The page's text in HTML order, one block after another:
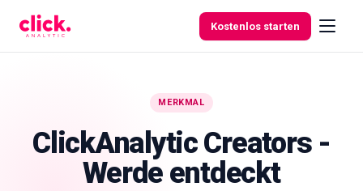
Kostenlos starten
Funktionen
Kostenlose
MERKMAL
ClickAnalytic Creators -
Werde entdeckt